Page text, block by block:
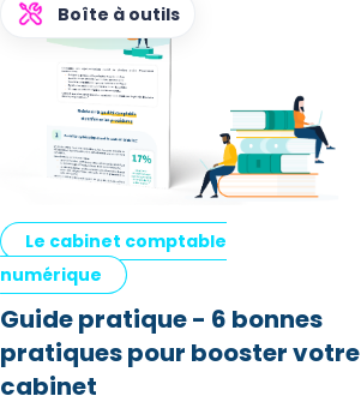
Boîte à outils
Le cabinet comptable
numérique
Guide pratique - 6 bonnes
pratiques pour booster votre
cabinet